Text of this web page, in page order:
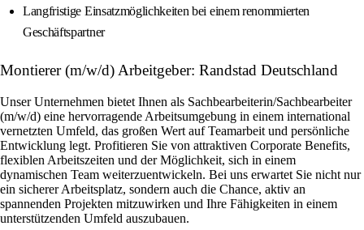
Langfristige Einsatzmöglichkeiten bei einem renommierten
Geschäftspartner
Montierer (m/w/d) Arbeitgeber: Randstad Deutschland
Unser Unternehmen bietet Ihnen als Sachbearbeiterin/Sachbearbeiter
(m/w/d) eine hervorragende Arbeitsumgebung in einem international
vernetzten Umfeld, das großen Wert auf Teamarbeit und persönliche
Entwicklung legt. Profitieren Sie von attraktiven Corporate Benefits,
flexiblen Arbeitszeiten und der Möglichkeit, sich in einem
dynamischen Team weiterzuentwickeln. Bei uns erwartet Sie nicht nur
ein sicherer Arbeitsplatz, sondern auch die Chance, aktiv an
spannenden Projekten mitzuwirken und Ihre Fähigkeiten in einem
unterstützenden Umfeld auszubauen.